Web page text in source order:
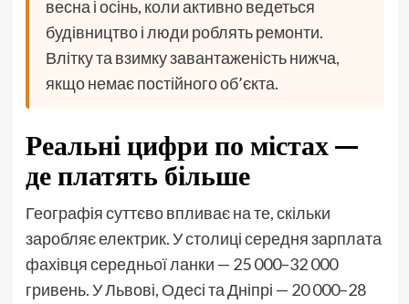
весна і осінь, коли активно ведеться
будівництво і люди роблять ремонти.
Влітку та взимку завантаженість нижча,
якщо немає постійного об’єкта.
Реальні цифри по містах —
де платять більше
Географія суттєво впливає на те, скільки
заробляє електрик. У столиці середня зарплата
фахівця середньої ланки — 25 000–32 000
гривень. У Львові, Одесі та Дніпрі — 20 000–28